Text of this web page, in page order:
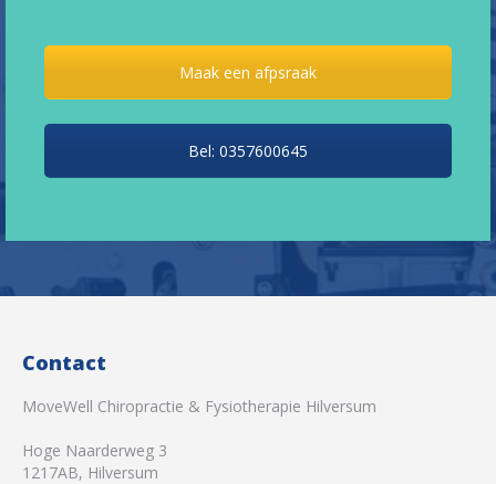
Maak een afpsraak
Bel: 0357600645
Contact
MoveWell Chiropractie & Fysiotherapie Hilversum
Hoge Naarderweg 3
1217AB, Hilversum